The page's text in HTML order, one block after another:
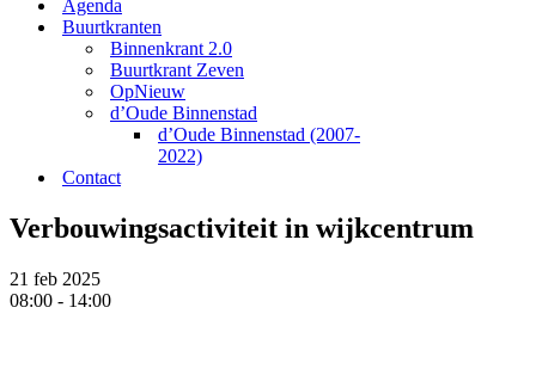
Agenda
Buurtkranten
Binnenkrant 2.0
Buurtkrant Zeven
OpNieuw
d’Oude Binnenstad
d’Oude Binnenstad (2007-
2022)
Contact
Verbouwingsactiviteit in wijkcentrum
21 feb 2025
08:00 - 14:00